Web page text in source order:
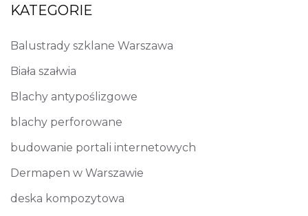
KATEGORIE
Balustrady szklane Warszawa
Biała szałwia
Blachy antypoślizgowe
blachy perforowane
budowanie portali internetowych
Dermapen w Warszawie
deska kompozytowa